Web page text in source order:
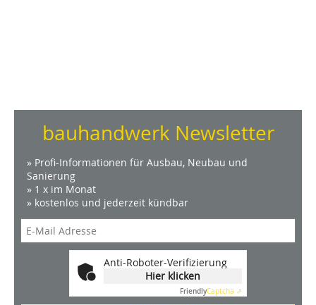
bauhandwerk Newsletter
» Profi-Informationen für Ausbau, Neubau und
Sanierung
» 1 x im Monat
» kostenlos und jederzeit kündbar
Anti-Roboter-Verifizierung
Hier klicken
FriendlyCaptcha ⇗